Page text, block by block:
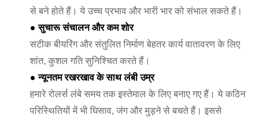
से बने होते हैं। ये उच्च प्रभाव और भारी भार को संभाल सकते हैं।
● सुचारू संचालन और कम शोर
सटीक बीयरिंग और संतुलित निर्माण बेहतर कार्य वातावरण के लिए
शांत, कुशल गति सुनिश्चित करते हैं।
● न्यूनतम रखरखाव के साथ लंबी उम्र
हमारे रोलर्स लंबे समय तक इस्तेमाल के लिए बनाए गए हैं। ये कठिन
परिस्थितियों में भी घिसाव, जंग और मुड़ने से बचते हैं। इससे